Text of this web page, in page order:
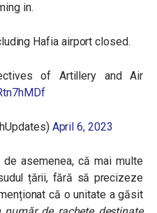
in.
Hafia airport closed.
of Artillery and Air
April 6, 2023
asemenea, că mai multe
țării, fără să precizeze
că o unitate a găsit